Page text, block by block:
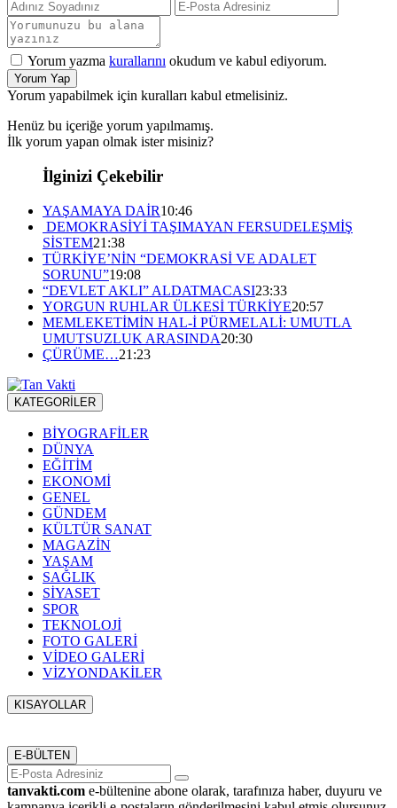
Yorum yazma kurallarını okudum ve kabul ediyorum.
Yorum Yap
Yorum yapabilmek için kuralları kabul etmelisiniz.
Henüz bu içeriğe yorum yapılmamış.
İlk yorum yapan olmak ister misiniz?
İlginizi Çekebilir
YAŞAMAYA DAİR10:46
DEMOKRASİYİ TAŞIMAYAN FERSUDELEŞMİŞ
SİSTEM21:38
TÜRKİYE’NİN “DEMOKRASİ VE ADALET
SORUNU”19:08
“DEVLET AKLI” ALDATMACASI23:33
YORGUN RUHLAR ÜLKESİ TÜRKİYE20:57
MEMLEKETİMİN HAL-İ PÜRMELALİ: UMUTLA
UMUTSUZLUK ARASINDA20:30
ÇÜRÜME…21:23
KATEGORİLER
BİYOGRAFİLER
DÜNYA
EĞİTİM
EKONOMİ
GENEL
GÜNDEM
KÜLTÜR SANAT
MAGAZİN
YAŞAM
SAĞLIK
SİYASET
SPOR
TEKNOLOJİ
FOTO GALERİ
VİDEO GALERİ
VİZYONDAKİLER
KISAYOLLAR
E-BÜLTEN
tanvakti.com e-bültenine abone olarak, tarafınıza haber, duyuru ve